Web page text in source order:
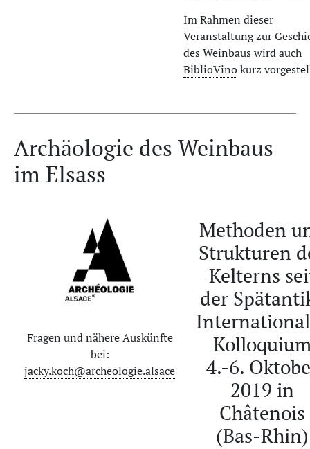
Im Rahmen dieser
Veranstaltung zur
des Weinbaus wird auch
BiblioVinokurz
Archäologie des Weinbaus
im Elsass
Fragen und nähere Auskünfte
bei:
jacky.koch@archeologie.alsace
Methoden
Strukturen
Kelterns
der
4.-6.
2019 in
Châtenois
(Bas-Rhin)